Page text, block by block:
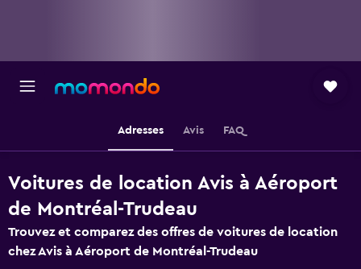
Adresses Avis FAQ
Voitures de location Avis à Aéroport
de Montréal-Trudeau
Trouvez et comparez des offres de voitures de location
chez Avis à Aéroport de Montréal-Trudeau